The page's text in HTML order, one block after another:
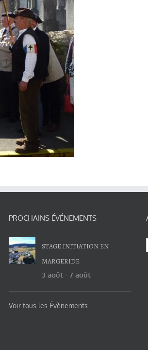
PROCHAINS ÉVÉNEMENTS
STAGE INITIATION EN
MARGERIDE
3 août -7 août
Voir tous les Évènements